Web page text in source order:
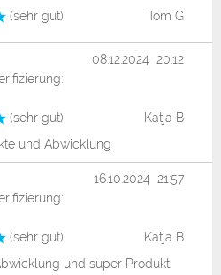
(sehr gut) Tom G
(sehr gut) Katja B
08.12.2024 20:12
und Abwicklung
(sehr gut) Katja B
16.10.2024 21:57
und super Produkt